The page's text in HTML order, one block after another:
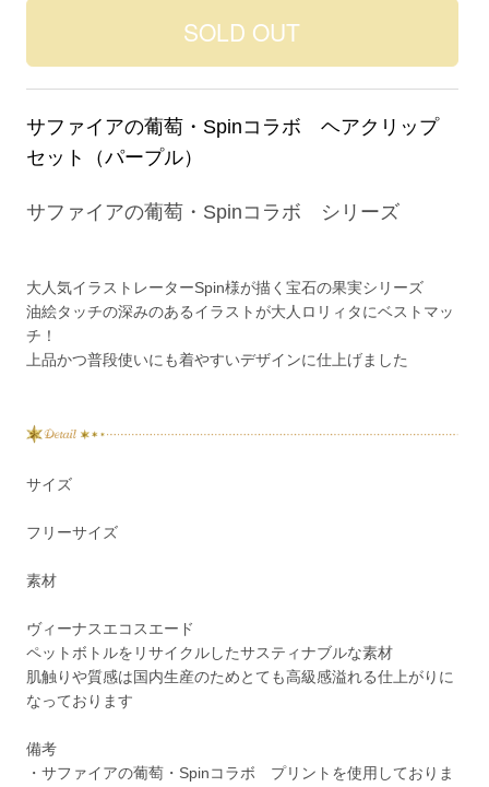
サファイアの葡萄・Spinコラボ ヘアクリップ
セット（パープル）
サファイアの葡萄・Spinコラボ シリーズ
大人気イラストレーターSpin様が描く宝石の果実シリーズ
油絵タッチの深みのあるイラストが大人ロリィタにベストマッ
チ！
上品かつ普段使いにも着やすいデザインに仕上げました
サイズ
フリーサイズ
素材
ヴィーナスエコスエード
ペットボトルをリサイクルしたサスティナブルな素材
肌触りや質感は国内生産のためとても高級感溢れる仕上がりに
なっております
備考
・サファイアの葡萄・Spinコラボ プリントを使用しておりま